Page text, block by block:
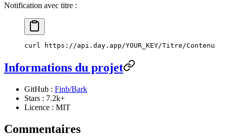
Notification avec titre :
curl https://api.day.app/YOUR_KEY/Titre/Contenu
Informations du projet
GitHub : Finb/Bark
Stars : 7.2k+
Licence : MIT
Commentaires